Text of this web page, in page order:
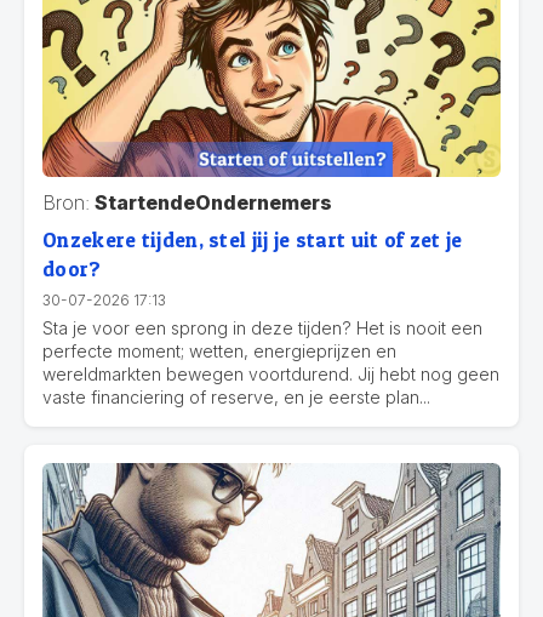
Bron: StartendeOndernemers
Onzekere tijden, stel jij je start uit of zet je
door?
30-07-2026 17:13
Sta je voor een sprong in deze tijden? Het is nooit een
perfecte moment; wetten, energieprijzen en
wereldmarkten bewegen voortdurend. Jij hebt nog geen
vaste financiering of reserve, en je eerste plan...